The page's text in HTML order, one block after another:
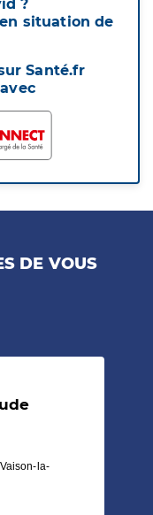
?
situation de
Santé.fr
DE VOUS
la-